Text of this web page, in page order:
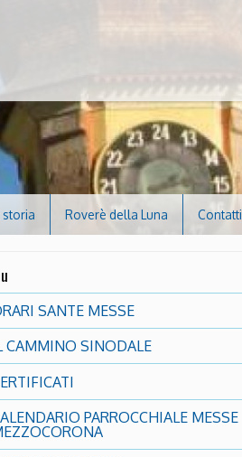
storia Roverè della Luna Contatti
SANTE MESSE
CAMMINO SINODALE
PARROCCHIALE MESSE